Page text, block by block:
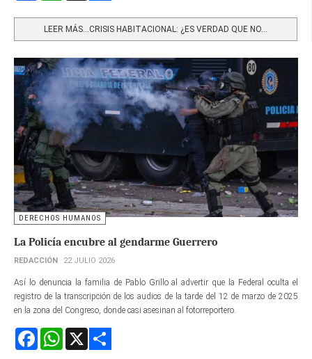
LEER MÁS…CRISIS HABITACIONAL: ¿ES VERDAD QUE NO...
DERECHOS HUMANOS
La Policía encubre al gendarme Guerrero
REDACCIÓN 22 JULIO 2026
Así lo denuncia la familia de Pablo Grillo al advertir que la Federal oculta el
registro de la transcripción de los audios de la tarde del 12 de marzo de 2025
en la zona del Congreso, donde casi asesinan al fotorreportero.
FacebookWhatsApp